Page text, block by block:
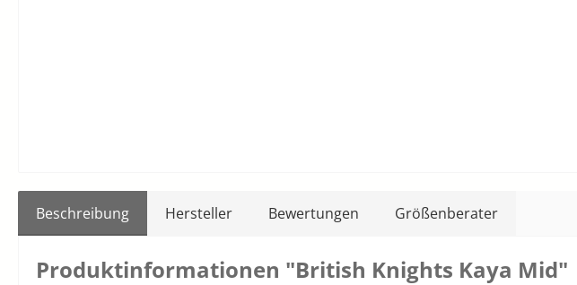
Beschreibung Hersteller Bewertungen Größenberater
Produktinformationen "British Knights Kaya Mid"